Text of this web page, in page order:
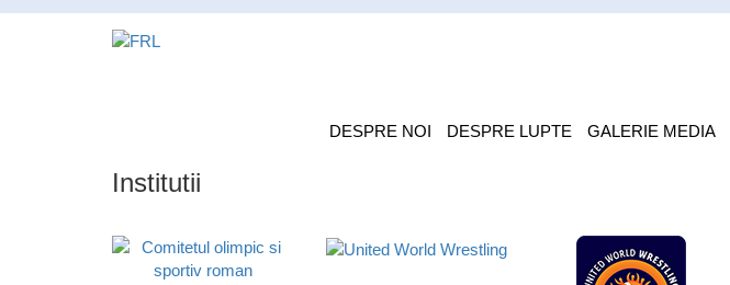
DESPRE NOI DESPRE LUPTE GALERIE MEDIA
Institutii